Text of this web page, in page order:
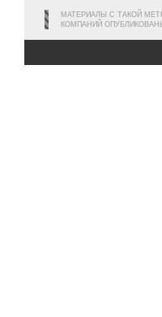
МАТЕРИАЛЫ С ТАКОЙ
КОМПАНИЙ